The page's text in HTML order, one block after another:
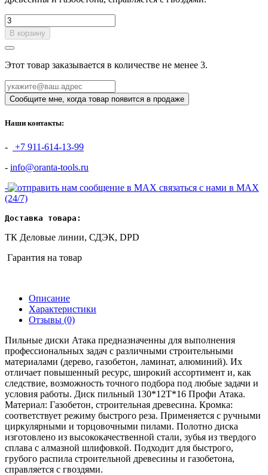
В корзину
Этот товар заказывается в количестве не менее 3.
Наши контакты:
-
+7 911-614-13-99
- info@oranta-tools.ru
-
связаться с нами в MAX
(24/7)
Доставка товара:
ТК Деловые линии, СДЭК, DPD
Гарантия на товар
Описание
Характеристики
Отзывы (0)
Пильные диски Атака предназначенны для выполнения
профессиональных задач с различными строительными
материалами (дерево, газобетон, ламинат, алюминий). Их
отличает повышенный ресурс, широкий ассортимент и, как
следствие, возможность точного подбора под любые задачи и
условия работы. Диск пильный 130*12T*16 Профи Атака.
Материал: Газобетон, строительная древесина. Кромка:
соответствует режиму быстрого реза. Применяется с ручными
циркулярными и торцовочными пилами. Полотно диска
изготовлено из высококачественной стали, зубья из твердого
сплава с алмазной шлифовкой. Подходит для быстрого,
грубого распила строительной древесины и газобетона,
справляется с гвоздями.